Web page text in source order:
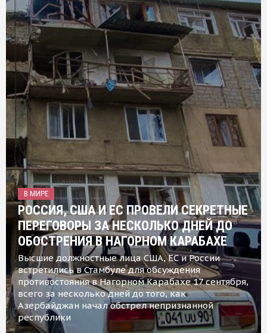
В МИРЕ
РОССИЯ, США И ЕС ПРОВЕЛИ СЕКРЕТНЫЕ
ПЕРЕГОВОРЫ ЗА НЕСКОЛЬКО ДНЕЙ ДО
ОБОСТРЕНИЯ В НАГОРНОМ КАРАБАХЕ
Высшие должностные лица США, ЕС и России
встретились в Стамбуле для обсуждения
противостояния в Нагорном Карабахе 17 сентября,
всего за несколько дней до того, как
Азербайджан начал обстрел непризнанной
республики